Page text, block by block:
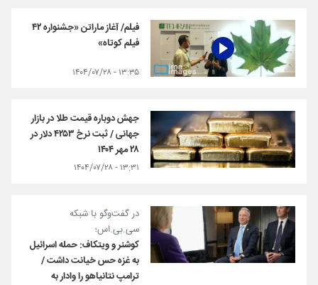
فیلم/ آغاز ماراتن «جشنواره ۴۲
فیلم کوتاه»
۱۳:۳۵ - ۱۴۰۴/۰۷/۲۸
جهش دوباره قیمت طلا در بازار
جهانی / ثبت نرخ ۴۲۵۳ دلار در
۲۸ مهر ۱۴۰۴
۱۳:۳۱ - ۱۴۰۴/۰۷/۲۸
در گفت‌وگو با شبکه
سی.بی.اس؛
کوشنر و ویتکاف: حمله اسرائیل
به غزه حس خیانت داشت /
ترامپ نتانیاهو را وادار به